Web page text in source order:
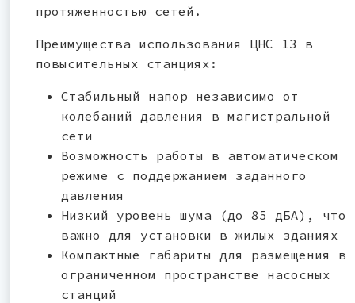
протяженностью сетей.
Преимущества использования ЦНС 13 в
повысительных станциях:
Стабильный напор независимо от
колебаний давления в магистральной
сети
Возможность работы в автоматическом
режиме с поддержанием заданного
давления
Низкий уровень шума (до 85 дБА), что
важно для установки в жилых зданиях
Компактные габариты для размещения в
ограниченном пространстве насосных
станций